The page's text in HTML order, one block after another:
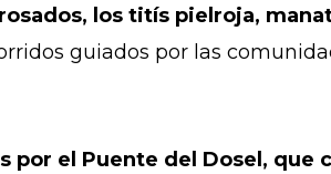
los titís pielroja,
guiados por las
por el Puente del Dosel, que